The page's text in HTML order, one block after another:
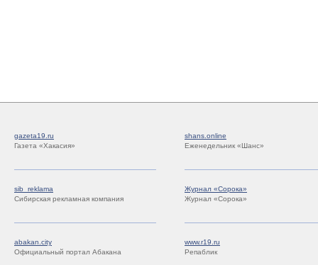
gazeta19.ru
Газета «Хакасия»
shans.online
Еженедельник «Шанс»
sib_reklama
Сибирская рекламная компания
Журнал «Сорока»
Журнал «Сорока»
abakan.city
Официальный портал Абакана
www.r19.ru
Репаблик